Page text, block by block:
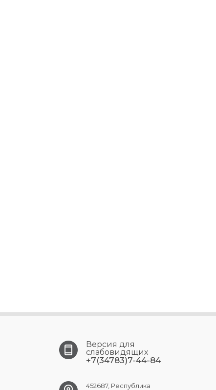
Версия для
слабовидящих
+7(34783)7-44-84
452687, Республика